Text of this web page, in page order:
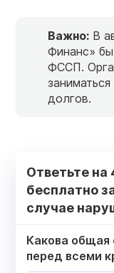
Важно: В
Финанс»
ФССП.
долгов.
Ответьте на
бесплатно
случае
Какова
перед всеми